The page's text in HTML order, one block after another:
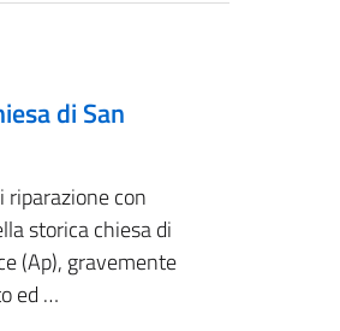
di San
con
storica chiesa di
(Ap), gravemente
ed …